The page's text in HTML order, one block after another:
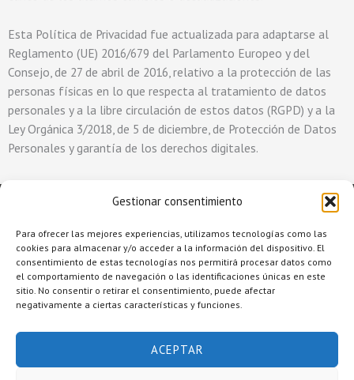
Gestionar consentimiento
Para ofrecer las mejores experiencias, utilizamos tecnologías como las
cookies para almacenar y/o acceder a la información del dispositivo. El
consentimiento de estas tecnologías nos permitirá procesar datos como
el comportamiento de navegación o las identificaciones únicas en este
sitio. No consentir o retirar el consentimiento, puede afectar
negativamente a ciertas características y funciones.
ACEPTAR
Esta Política de Privacidad fue actualizada para adaptarse al
Reglamento (UE) 2016/679 del Parlamento Europeo y del
Consejo, de 27 de abril de 2016, relativo a la protección de las
personas físicas en lo que respecta al tratamiento de datos
personales y a la libre circulación de estos datos (RGPD) y a la
Ley Orgánica 3/2018, de 5 de diciembre, de Protección de Datos
Personales y garantía de los derechos digitales.
Copyright © 2026 Raquel Alcolea Salón de Belleza
Accesibilidad